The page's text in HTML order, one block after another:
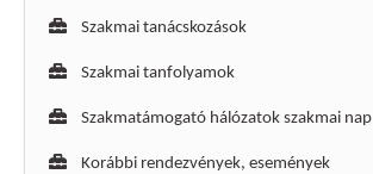
Szakmai tanácskozások
Szakmai tanfolyamok
Szakmatámogató hálózatok szakmai nap
Korábbi rendezvények, események